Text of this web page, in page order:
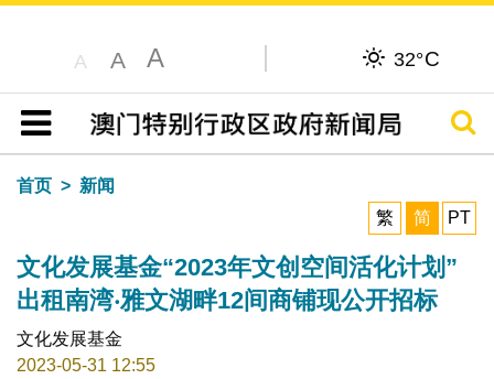
A A A 32°C
目录
搜寻
首页
新闻
繁
简 PT
文化发展基金“2023年文创空间活化计划”
出租南湾‧雅文湖畔12间商铺现公开招标
文化发展基金
2023-05-31 12:55